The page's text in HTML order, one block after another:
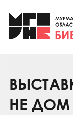
Клуб
Клуб
НЕ ДОМ